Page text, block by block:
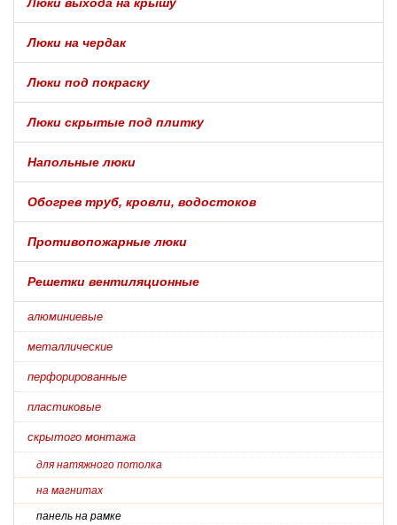
Люки на чердак
Люки под покраску
Люки скрытые под плитку
Напольные люки
Обогрев труб, кровли, водостоков
Противопожарные люки
Решетки вентиляционные
алюминиевые
металлические
перфорированные
пластиковые
скрытого монтажа
для натяжного потолка
на магнитах
панель на рамке